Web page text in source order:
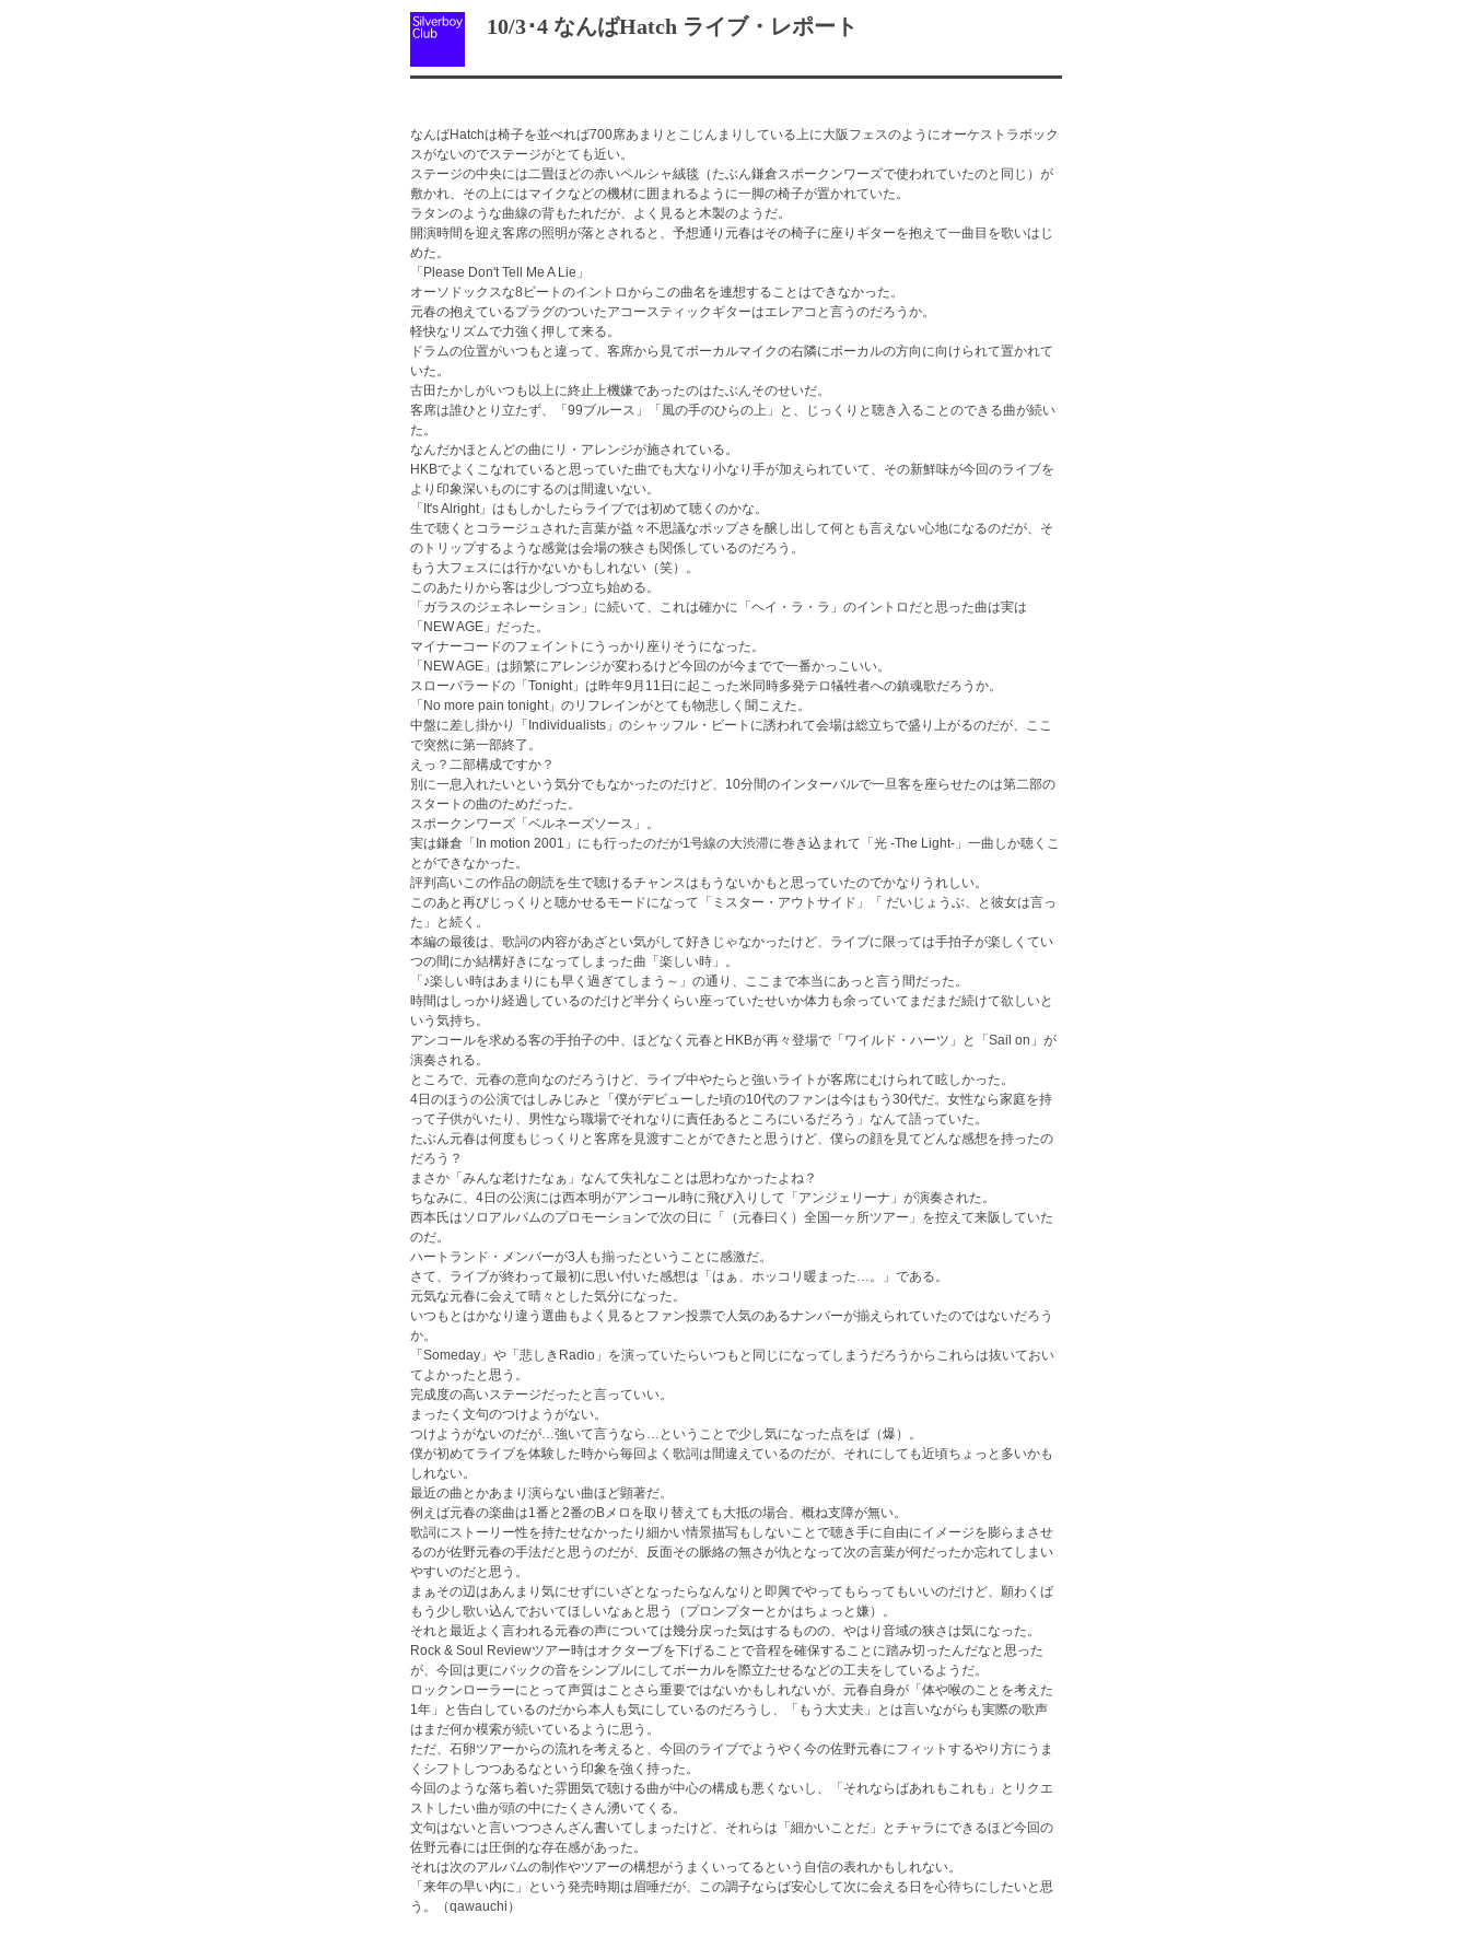
10/3･4 なんばHatch ライブ・レポート
なんばHatchは椅子を並べれば700席あまりとこじんまりしている上に大阪フェスのようにオーケストラボック
スがないのでステージがとても近い。
ステージの中央には二畳ほどの赤いペルシャ絨毯（たぶん鎌倉スポークンワーズで使われていたのと同じ）が
敷かれ、その上にはマイクなどの機材に囲まれるように一脚の椅子が置かれていた。
ラタンのような曲線の背もたれだが、よく見ると木製のようだ。
開演時間を迎え客席の照明が落とされると、予想通り元春はその椅子に座りギターを抱えて一曲目を歌いはじ
めた。
「Please Don't Tell Me A Lie」
オーソドックスな8ビートのイントロからこの曲名を連想することはできなかった。
元春の抱えているプラグのついたアコースティックギターはエレアコと言うのだろうか。
軽快なリズムで力強く押して来る。
ドラムの位置がいつもと違って、客席から見てボーカルマイクの右隣にボーカルの方向に向けられて置かれて
いた。
古田たかしがいつも以上に終止上機嫌であったのはたぶんそのせいだ。
客席は誰ひとり立たず、「99ブルース」「風の手のひらの上」と、じっくりと聴き入ることのできる曲が続い
た。
なんだかほとんどの曲にリ・アレンジが施されている。
HKBでよくこなれていると思っていた曲でも大なり小なり手が加えられていて、その新鮮味が今回のライブを
より印象深いものにするのは間違いない。
「It's Alright」はもしかしたらライブでは初めて聴くのかな。
生で聴くとコラージュされた言葉が益々不思議なポップさを醸し出して何とも言えない心地になるのだが、そ
のトリップするような感覚は会場の狭さも関係しているのだろう。
もう大フェスには行かないかもしれない（笑）。
このあたりから客は少しづつ立ち始める。
「ガラスのジェネレーション」に続いて、これは確かに「ヘイ・ラ・ラ」のイントロだと思った曲は実は
「NEW AGE」だった。
マイナーコードのフェイントにうっかり座りそうになった。
「NEW AGE」は頻繁にアレンジが変わるけど今回のが今までで一番かっこいい。
スローバラードの「Tonight」は昨年9月11日に起こった米同時多発テロ犠牲者への鎮魂歌だろうか。
「No more pain tonight」のリフレインがとても物悲しく聞こえた。
中盤に差し掛かり「Individualists」のシャッフル・ビートに誘われて会場は総立ちで盛り上がるのだが、ここ
で突然に第一部終了。
えっ？二部構成ですか？
別に一息入れたいという気分でもなかったのだけど、10分間のインターバルで一旦客を座らせたのは第二部の
スタートの曲のためだった。
スポークンワーズ「ベルネーズソース」。
実は鎌倉「In motion 2001」にも行ったのだが1号線の大渋滞に巻き込まれて「光 -The Light-」一曲しか聴くこ
とができなかった。
評判高いこの作品の朗読を生で聴けるチャンスはもうないかもと思っていたのでかなりうれしい。
このあと再びじっくりと聴かせるモードになって「ミスター・アウトサイド」「 だいじょうぶ、と彼女は言っ
た」と続く。
本編の最後は、歌詞の内容があざとい気がして好きじゃなかったけど、ライブに限っては手拍子が楽しくてい
つの間にか結構好きになってしまった曲「楽しい時」。
「♪楽しい時はあまりにも早く過ぎてしまう～」の通り、ここまで本当にあっと言う間だった。
時間はしっかり経過しているのだけど半分くらい座っていたせいか体力も余っていてまだまだ続けて欲しいと
いう気持ち。
アンコールを求める客の手拍子の中、ほどなく元春とHKBが再々登場で「ワイルド・ハーツ」と「Sail on」が
演奏される。
ところで、元春の意向なのだろうけど、ライブ中やたらと強いライトが客席にむけられて眩しかった。
4日のほうの公演ではしみじみと「僕がデビューした頃の10代のファンは今はもう30代だ。女性なら家庭を持
って子供がいたり、男性なら職場でそれなりに責任あるところにいるだろう」なんて語っていた。
たぶん元春は何度もじっくりと客席を見渡すことができたと思うけど、僕らの顔を見てどんな感想を持ったの
だろう？
まさか「みんな老けたなぁ」なんて失礼なことは思わなかったよね？
ちなみに、4日の公演には西本明がアンコール時に飛び入りして「アンジェリーナ」が演奏された。
西本氏はソロアルバムのプロモーションで次の日に「（元春曰く）全国一ヶ所ツアー」を控えて来阪していた
のだ。
ハートランド・メンバーが3人も揃ったということに感激だ。
さて、ライブが終わって最初に思い付いた感想は「はぁ、ホッコリ暖まった…。」である。
元気な元春に会えて晴々とした気分になった。
いつもとはかなり違う選曲もよく見るとファン投票で人気のあるナンバーが揃えられていたのではないだろう
か。
「Someday」や「悲しきRadio」を演っていたらいつもと同じになってしまうだろうからこれらは抜いておい
てよかったと思う。
完成度の高いステージだったと言っていい。
まったく文句のつけようがない。
つけようがないのだが…強いて言うなら…ということで少し気になった点をば（爆）。
僕が初めてライブを体験した時から毎回よく歌詞は間違えているのだが、それにしても近頃ちょっと多いかも
しれない。
最近の曲とかあまり演らない曲ほど顕著だ。
例えば元春の楽曲は1番と2番のBメロを取り替えても大抵の場合、概ね支障が無い。
歌詞にストーリー性を持たせなかったり細かい情景描写もしないことで聴き手に自由にイメージを膨らまさせ
るのが佐野元春の手法だと思うのだが、反面その脈絡の無さが仇となって次の言葉が何だったか忘れてしまい
やすいのだと思う。
まぁその辺はあんまり気にせずにいざとなったらなんなりと即興でやってもらってもいいのだけど、願わくば
もう少し歌い込んでおいてほしいなぁと思う（プロンプターとかはちょっと嫌）。
それと最近よく言われる元春の声については幾分戻った気はするものの、やはり音域の狭さは気になった。
Rock & Soul Reviewツアー時はオクターブを下げることで音程を確保することに踏み切ったんだなと思った
が、今回は更にバックの音をシンプルにしてボーカルを際立たせるなどの工夫をしているようだ。
ロックンローラーにとって声質はことさら重要ではないかもしれないが、元春自身が「体や喉のことを考えた
1年」と告白しているのだから本人も気にしているのだろうし、「もう大丈夫」とは言いながらも実際の歌声
はまだ何か模索が続いているように思う。
ただ、石卵ツアーからの流れを考えると、今回のライブでようやく今の佐野元春にフィットするやり方にうま
くシフトしつつあるなという印象を強く持った。
今回のような落ち着いた雰囲気で聴ける曲が中心の構成も悪くないし、「それならばあれもこれも」とリクエ
ストしたい曲が頭の中にたくさん湧いてくる。
文句はないと言いつつさんざん書いてしまったけど、それらは「細かいことだ」とチャラにできるほど今回の
佐野元春には圧倒的な存在感があった。
それは次のアルバムの制作やツアーの構想がうまくいってるという自信の表れかもしれない。
「来年の早い内に」という発売時期は眉唾だが、この調子ならば安心して次に会える日を心待ちにしたいと思
う。（qawauchi）